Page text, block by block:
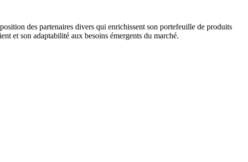
des partenaires divers qui enrichissent son portefeuille de produits
et son adaptabilité aux besoins émergents du marché.